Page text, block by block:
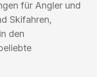
für Angler und
Skifahren,
den